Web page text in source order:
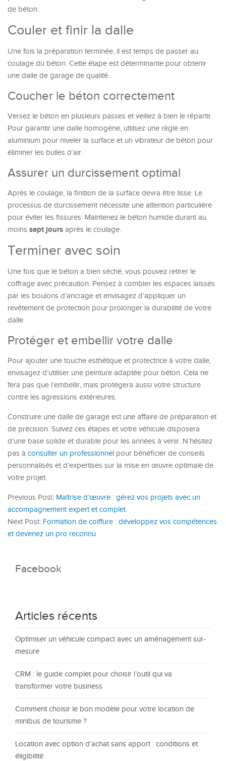
de béton.
Couler et finir la dalle
Une fois la préparation terminée, il est temps de passer au
coulage du béton. Cette étape est déterminante pour obtenir
une dalle de garage de qualité.
Coucher le béton correctement
Versez le béton en plusieurs passes et veillez à bien le répartir.
Pour garantir une dalle homogène, utilisez une règle en
aluminium pour niveler la surface et un vibrateur de béton pour
éliminer les bulles d’air.
Assurer un durcissement optimal
Après le coulage, la finition de la surface devra être lisse. Le
processus de durcissement nécessite une attention particulière
pour éviter les fissures. Maintenez le béton humide durant au
moins sept jours après le coulage.
Terminer avec soin
Une fois que le béton a bien séché, vous pouvez retirer le
coffrage avec précaution. Pensez à combler les espaces laissés
par les boulons d’ancrage et envisagez d’appliquer un
revêtement de protection pour prolonger la durabilité de votre
dalle.
Protéger et embellir votre dalle
Pour ajouter une touche esthétique et protectrice à votre dalle,
envisagez d’utiliser une peinture adaptée pour béton. Cela ne
fera pas que l’embellir, mais protégera aussi votre structure
contre les agressions extérieures.
Construire une dalle de garage est une affaire de préparation et
de précision. Suivez ces étapes et votre véhicule disposera
d’une base solide et durable pour les années à venir. N’hésitez
pas à consulter un professionnel pour bénéficier de conseils
personnalisés et d’expertises sur la mise en œuvre optimale de
votre projet.
Previous Post: Maîtrise d’œuvre : gérez vos projets avec un
accompagnement expert et complet
Next Post: Formation de coiffure : développez vos compétences
et devenez un pro reconnu
Facebook
Articles récents
Optimiser un véhicule compact avec un aménagement sur-
mesure
CRM : le guide complet pour choisir l’outil qui va
transformer votre business
Comment choisir le bon modèle pour votre location de
minibus de tourisme ?
Location avec option d’achat sans apport : conditions et
éligibilité